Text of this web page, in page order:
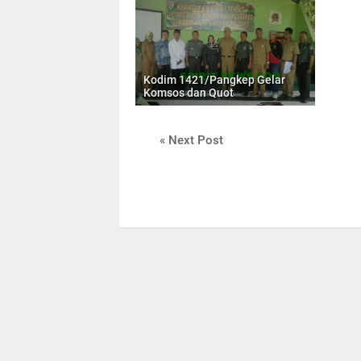
Kodim 1421/Pangkep Gelar
Komsos dan Quot
« Next Post